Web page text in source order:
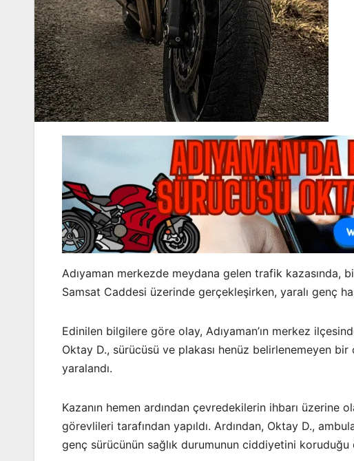
Adıyaman merkezde meydana gelen trafik kazasında,
Samsat Caddesi üzerinde gerçekleşirken, yaralı genç
Edinilen bilgilere göre olay, Adıyaman’ın merkez
Oktay D., sürücüsü ve plakası henüz belirlenemeyen
yaralandı.
Kazanın hemen ardından çevredekilerin ihbarı
görevlileri tarafından yapıldı. Ardından, Oktay D.,
genç sürücünün sağlık durumunun ciddiyetini koruduğu